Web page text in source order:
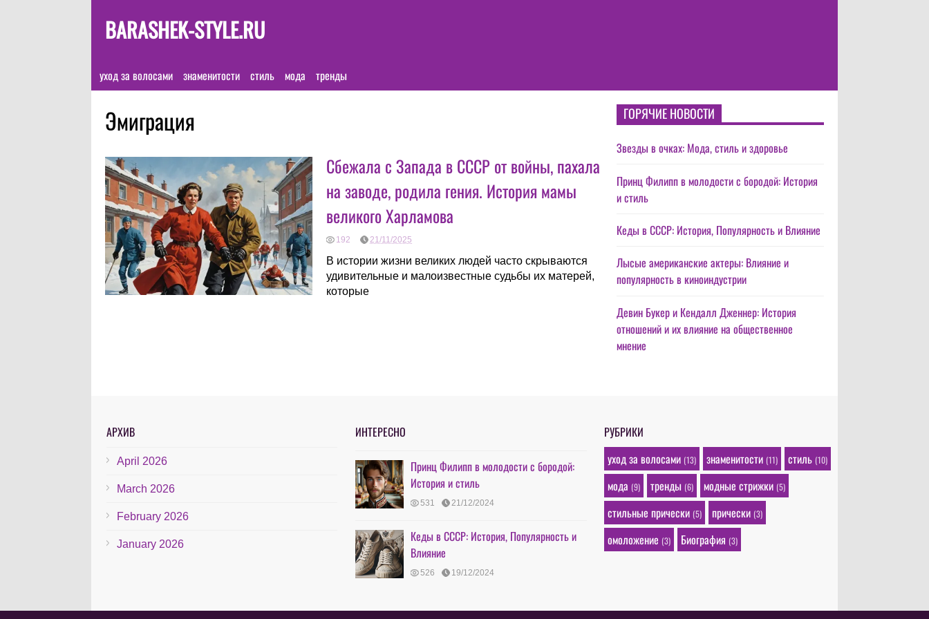
BARASHEK-STYLE.RU
уход за волосами знаменитости стиль мода тренды
Эмиграция
Сбежала с Запада в СССР от войны, пахала
на заводе, родила гения. История мамы
великого Харламова
192 21/11/2025
В истории жизни великих людей часто скрываются
удивительные и малоизвестные судьбы их матерей,
которые
ГОРЯЧИЕ НОВОСТИ
Звезды в очках: Мода, стиль и здоровье
Принц Филипп в молодости с бородой: История
и стиль
Кеды в СССР: История, Популярность и Влияние
Лысые американские актеры: Влияние и
популярность в киноиндустрии
Девин Букер и Кендалл Дженнер: История
отношений и их влияние на общественное
мнение
АРХИВ
April 2026
March 2026
February 2026
January 2026
ИНТЕРЕСНО
Принц Филипп в молодости с бородой:
История и стиль
531 21/12/2024
Кеды в СССР: История, Популярность и
Влияние
526 19/12/2024
РУБРИКИ
уход за волосами (13) знаменитости (11) стиль (10)
мода (9) тренды (6) модные стрижки (5)
стильные прически (5) прически (3)
омоложение (3) Биография (3)